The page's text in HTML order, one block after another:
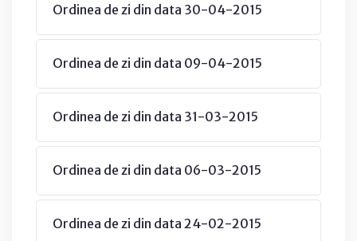
Ordinea de zi din data 30-04-2015
Ordinea de zi din data 09-04-2015
Ordinea de zi din data 31-03-2015
Ordinea de zi din data 06-03-2015
Ordinea de zi din data 24-02-2015